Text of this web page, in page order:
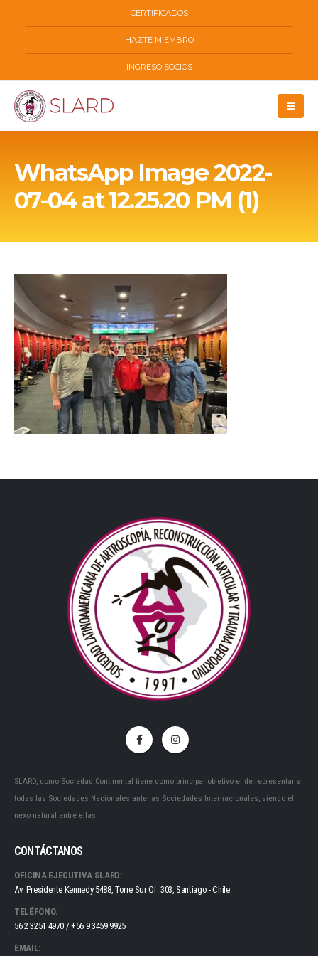
CERTIFICADOS
HAZTE MIEMBRO
INGRESO SOCIOS
WhatsApp Image 2022-
07-04 at 12.25.20 PM (1)
SLARD, como Sociedad Continental tiene como principal objetivo el de representar a
todas las Sociedades Nacionales ante las Sociedades Internacionales, siendo el
nexo natural entre ellas.
CONTÁCTANOS
OFICINA EJECUTIVA SLARD:
Av. Presidente Kennedy 5488, Torre Sur Of. 303, Santiago - Chile
TELÉFONO:
56 2 3251 4970 / +56 9 3459 9925
EMAIL: